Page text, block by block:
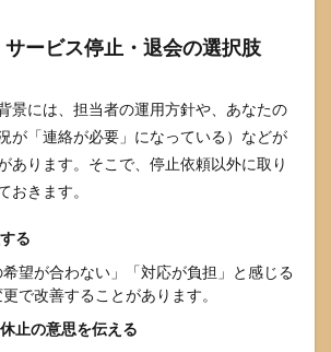
ービス停止・退会の選択肢
景には、担当者の運用方針や、あなたの
が「連絡が必要」になっている）などが
あります。そこで、停止依頼以外に取り
おきます。
る
希望が合わない」「対応が負担」と感じる
で改善することがあります。
止の意思を伝える